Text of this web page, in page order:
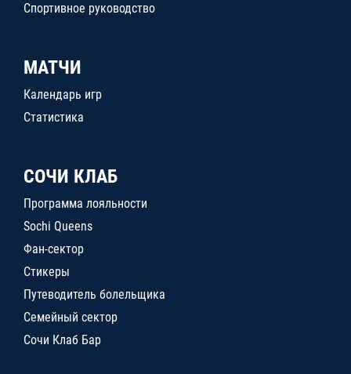
Спортивное руководство
МАТЧИ
Календарь игр
Статистика
СОЧИ КЛАБ
Программа лояльности
Sochi Queens
Фан-сектор
Стикеры
Путеводитель болельщика
Семейный сектор
Сочи Клаб Бар